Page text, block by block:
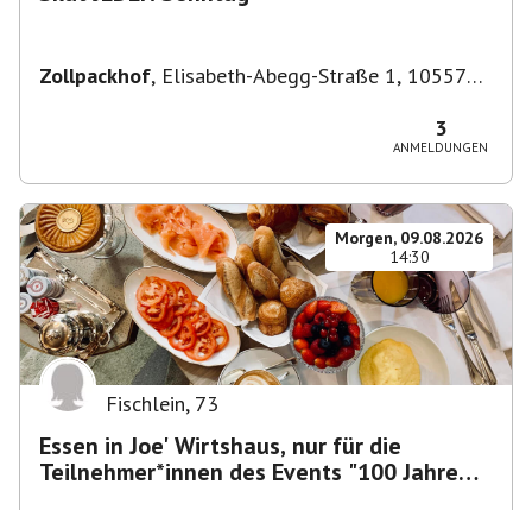
Zollpackhof, Elisabeth-Abegg-Straße 1, 10557
3
ANMELDUNGEN
Morgen, 09.08.2026
14:30
Fischlein, 73
Essen in Joe' Wirtshaus, nur für die
Teilnehmer*innen des Events "100 Jahre